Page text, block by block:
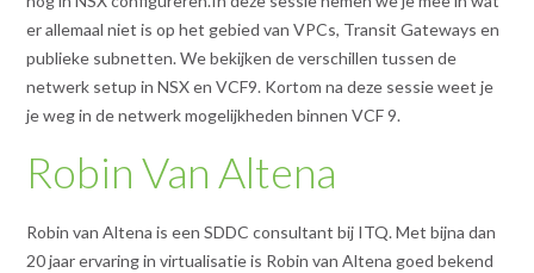
er allemaal niet is op het gebied van VPCs, Transit Gateways en
publieke subnetten. We bekijken de verschillen tussen de
netwerk setup in NSX en VCF9. Kortom na deze sessie weet je
je weg in de netwerk mogelijkheden binnen VCF 9.
Robin Van Altena
Robin van Altena is een SDDC consultant bij ITQ. Met bijna dan
20 jaar ervaring in virtualisatie is Robin van Altena goed bekend